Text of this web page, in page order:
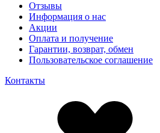
Отзывы
Информация о нас
Акции
Оплата и получение
Гарантии, возврат, обмен
Пользовательское соглашение
Контакты